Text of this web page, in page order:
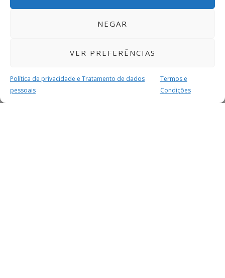
NEGAR
VER PREFERÊNCIAS
Política de privacidade e Tratamento de dados
pessoais
Termos e
Condições